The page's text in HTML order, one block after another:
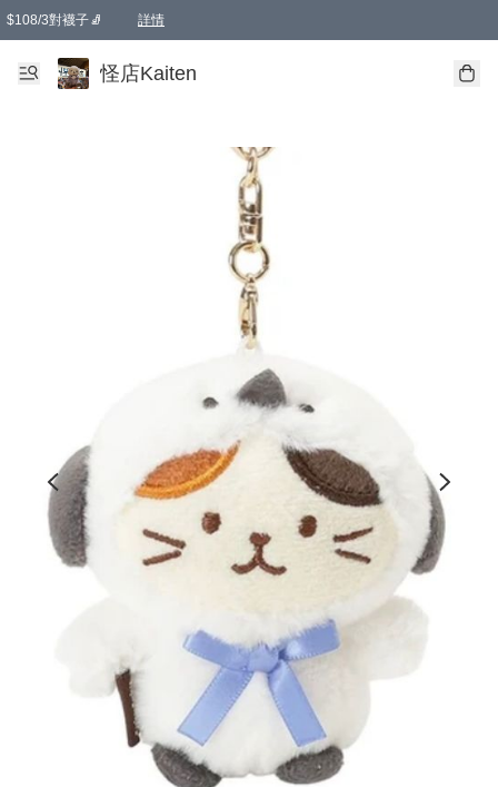
$108/3對襪子🧦 詳情
卡通傘☂️2把8折
購物滿 HKD 650.00即享免運費優惠！（適用於 本地送貨、本地取貨 )
怪店Kaiten